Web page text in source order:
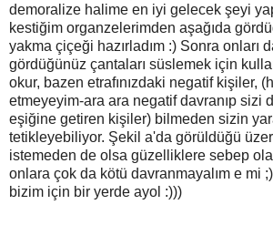
demoralize halime en iyi gelecek şeyi
kestiğim organzelerimden aşağıda
yakma çiçeği hazırladım :) Sonra onları
gördüğünüz çantaları süslemek için
okur, bazen etrafınızdaki negatif kişiler,
etmeyeyim-ara ara negatif davranıp sizi
eşiğine getiren kişiler) bilmeden sizin
tetikleyebiliyor. Şekil a'da görüldüğü
istemeden de olsa güzelliklere sebep
onlara çok da kötü davranmayalım e mi
bizim için bir yerde ayol :)))